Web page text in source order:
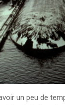
un peu de